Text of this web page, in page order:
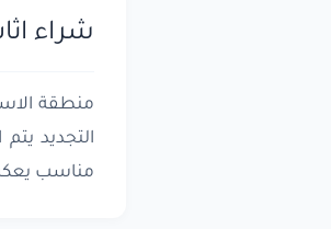
شراء
منطقة
التجديد
مناسب